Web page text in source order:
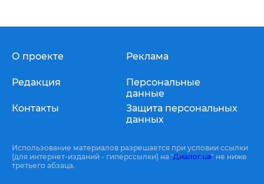
О проекте
Редакция
Контакты
Реклама
Персональные
данные
Защита персональных
данных
Использование материалов разрешается при условии ссылки
(для интернет-изданий - гиперссылки) на "Диалог.ua" не ниже
третьего абзаца.